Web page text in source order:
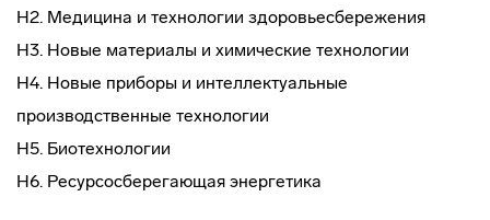
Н2. Медицина и технологии здоровьесбережения
Н3. Новые материалы и химические технологии
Н4. Новые приборы и интеллектуальные
производственные технологии
Н5. Биотехнологии
H6. Ресурсосберегающая энергетика